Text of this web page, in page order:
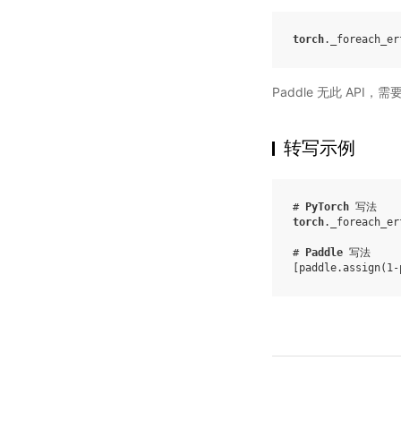
torch.
Paddle 无此 API，需
转写示例
# PyTorch 写法
torch.
# Paddle 写法
paddle.assign( 1-